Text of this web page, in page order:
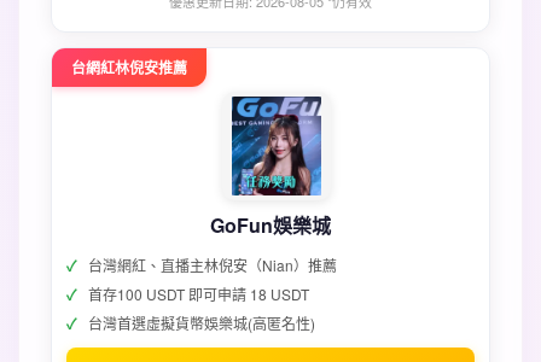
台網紅林倪安推薦
GoFun娛樂城
台灣網紅、直播主林倪安（Nian）推薦
首存100 USDT 即可申請 18 USDT
台灣首選虛擬貨幣娛樂城(高匿名性)